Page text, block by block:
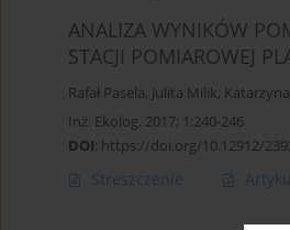
ANALIZA WYNIKÓW
STACJI POMIAROWEJ
Rafał Pasela, Julita Milik,
Inż. Ekolog. 2017; 1:240-246
DOI: https://doi.org/10.12912/
Streszczenie